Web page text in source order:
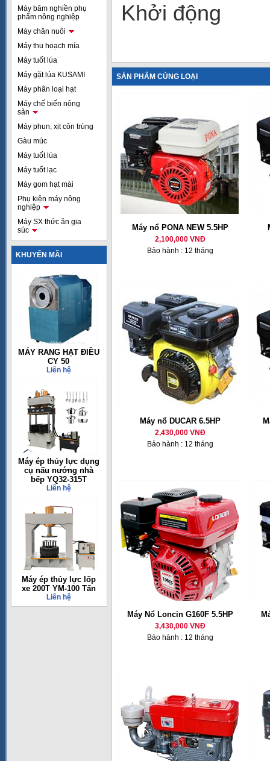
Máy băm nghiền phụ
phẩm nông nghiệp
Máy chăn nuôi
Máy thu hoạch mía
Máy tuốt lúa
Máy gặt lúa KUSAMI
Máy phân loại hạt
Máy chế biến nông
sản
Máy phun, xịt côn trùng
Gàu múc
Máy tuốt lúa
Máy tuốt lạc
Máy gom hạt mài
Phụ kiện máy nông
nghiệp
Máy SX thức ăn gia
súc
KHUYẾN MÃI
MÁY RANG HẠT ĐIỀU
CY 50
Liên hệ
Máy ép thủy lực dụng
cụ nấu nướng nhà
bếp YQ32-315T
Liên hệ
Máy ép thủy lực lốp
xe 200T YM-100 Tấn
Liên hệ
Khởi
SẢN PHẨM CÙNG LOẠI
Máy nổ PONA NEW 5.5HP
2,100,000 VNĐ
Bảo hành : 12 tháng
Máy nổ DUCAR 6.5HP
2,430,000 VNĐ
Bảo hành : 12 tháng
Máy Nổ Loncin G160F 5.5HP
3,430,000 VNĐ
Bảo hành : 12 tháng